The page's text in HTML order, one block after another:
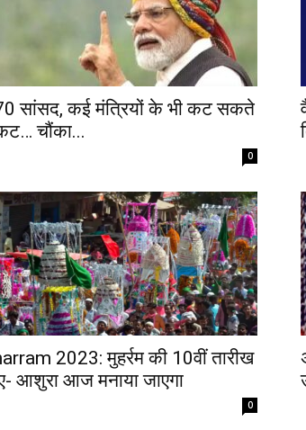
सांसद, कई मंत्रियों के भी कट सकते
चौंका...
0
2023: मुहर्रम की 10वीं तारीख
आशुरा आज मनाया जाएगा
0